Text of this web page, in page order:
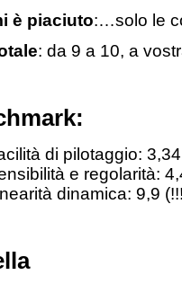
è piaciuto:…solo le
: da 9 a 10, a
di pilotaggio: 3,34
e regolarità:
dinamica: 9,9